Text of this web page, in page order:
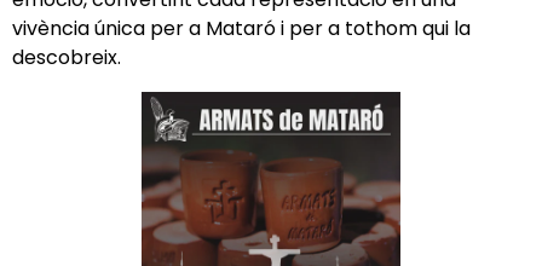
vivència única per a Mataró i per a tothom qui la
descobreix.